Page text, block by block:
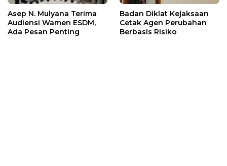
Asep N. Mulyana Terima
Audiensi Wamen ESDM,
Ada Pesan Penting
Badan Diklat Kejaksaan
Cetak Agen Perubahan
Berbasis Risiko